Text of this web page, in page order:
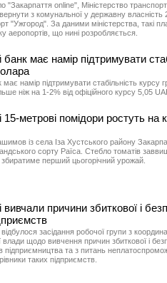
"Закарпаття online", Міністерство
з комунальної у державну власність
"Ужгород". За даними міністерства, такі
аеропортів, що нині розробляється.
має намір підтримувати
намір підтримувати стабільність курсу
ніж на 1-2% від офіційного курсу 5,05
15-метрові помідори ростуть на
із села Іза Хустського району
сорту Раїса. Стебло томатів
збиратиме перший цьогорічний урожай.
вивчали причини збиткової і
засідання робочої групи з
влади щодо вивчення причин збиткової і
підприємництва та з питань
таких підприємств.